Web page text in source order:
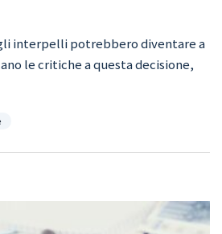
interpelli potrebbero diventare a
le critiche a questa decisione,